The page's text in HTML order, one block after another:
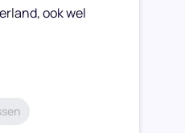
ook wel